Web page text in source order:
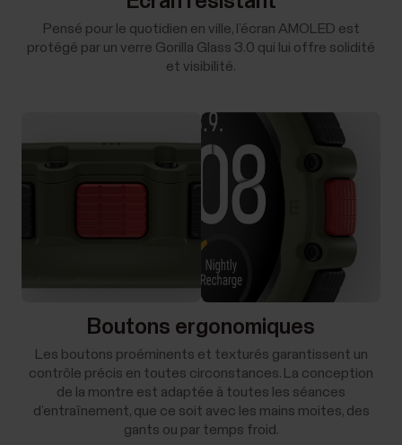
Pensé pour le quotidien en ville, l’écran AMOLED est
protégé par un verre Gorilla Glass 3.0 qui lui offre solidité
et visibilité.
Boutons ergonomiques
Les boutons proéminents et texturés garantissent un
contrôle précis en toutes circonstances. La conception
de la montre est adaptée à toutes les séances
d’entraînement, que ce soit avec les mains moites, des
gants ou par temps froid.